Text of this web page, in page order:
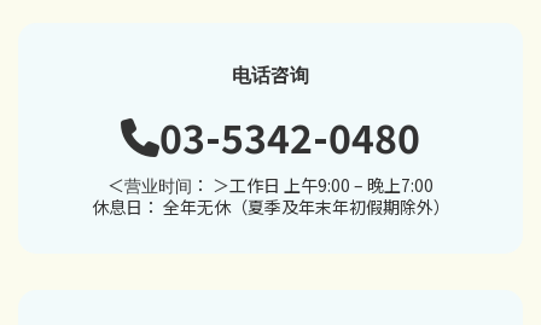
电话咨询
03-5342-0480
＜营业时间： ＞工作日 上午9:00 – 晚上7:00
休息日： 全年无休（夏季及年末年初假期除外）